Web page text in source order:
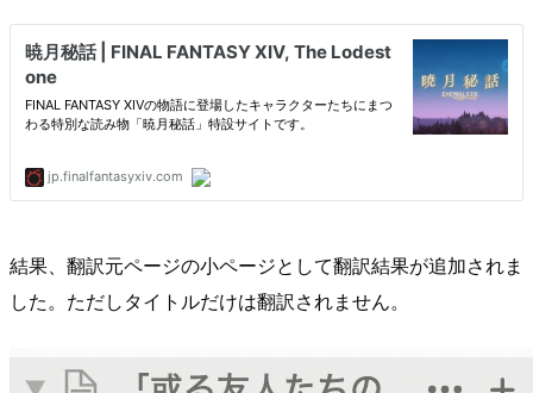
結果、翻訳元ページの小ページとして翻訳結果が追加されま
した。ただしタイトルだけは翻訳されません。